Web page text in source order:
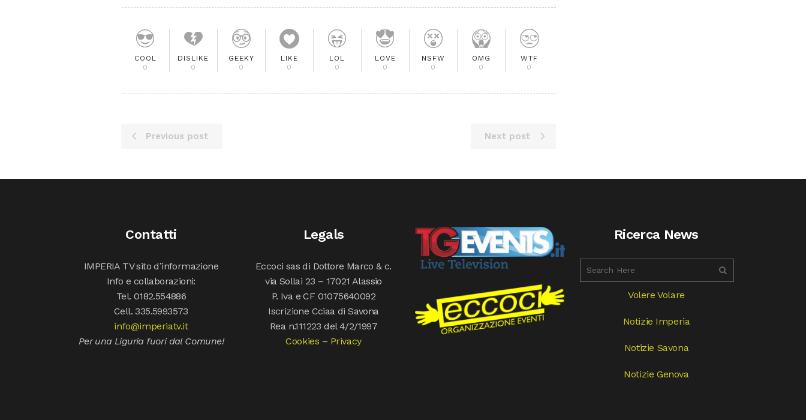
COOL
0
DISLIKE
0
GEEKY
0
LIKE
0
LOL
0
LOVE
0
NSFW
0
OMG
0
WTF
0
Previous post Next post
Contatti
IMPERIA TV sito d’informazione
Info e collaborazioni:
Tel. 0182.554886
Cell. 335.5993573
info@imperiatv.it
Per una Liguria fuori dal Comune!
Legals
Eccoci sas di Dottore Marco & c.
via Sollai 23 – 17021 Alassio
P. Iva e CF 01075640092
Iscrizione Cciaa di Savona
Rea n.111223 del 4/2/1997
Cookies – Privacy
Ricerca News
Volere Volare
Notizie Imperia
Notizie Savona
Notizie Genova